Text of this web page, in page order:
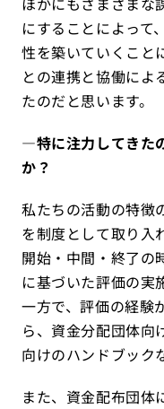
にすることによって
性を築いていくこと
との連携と協働によ
たのだと思います。
―特に注力してきた
か？
私たちの活動の特徴
を制度として取り入
開始・中間・終了の
に基づいた評価の実
一方で、評価の経験
ら、資金分配団体向
向けのハンドブック
また、資金配布団体